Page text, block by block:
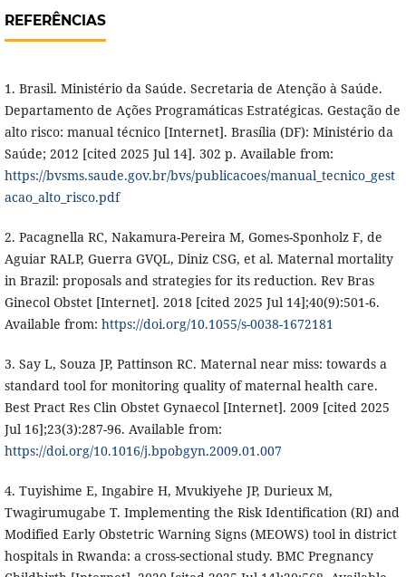
REFERÊNCIAS
1. Brasil. Ministério da Saúde. Secretaria de Atenção à Saúde.
Departamento de Ações Programáticas Estratégicas. Gestação de
alto risco: manual técnico [Internet]. Brasília (DF): Ministério da
Saúde; 2012 [cited 2025 Jul 14]. 302 p. Available from:
https://bvsms.saude.gov.br/bvs/publicacoes/manual_tecnico_gest
acao_alto_risco.pdf
2. Pacagnella RC, Nakamura-Pereira M, Gomes-Sponholz F, de
Aguiar RALP, Guerra GVQL, Diniz CSG, et al. Maternal mortality
in Brazil: proposals and strategies for its reduction. Rev Bras
Ginecol Obstet [Internet]. 2018 [cited 2025 Jul 14];40(9):501-6.
Available from: https://doi.org/10.1055/s-0038-1672181
3. Say L, Souza JP, Pattinson RC. Maternal near miss: towards a
standard tool for monitoring quality of maternal health care.
Best Pract Res Clin Obstet Gynaecol [Internet]. 2009 [cited 2025
Jul 16];23(3):287-96. Available from:
https://doi.org/10.1016/j.bpobgyn.2009.01.007
4. Tuyishime E, Ingabire H, Mvukiyehe JP, Durieux M,
Twagirumugabe T. Implementing the Risk Identification (RI) and
Modified Early Obstetric Warning Signs (MEOWS) tool in district
hospitals in Rwanda: a cross-sectional study. BMC Pregnancy